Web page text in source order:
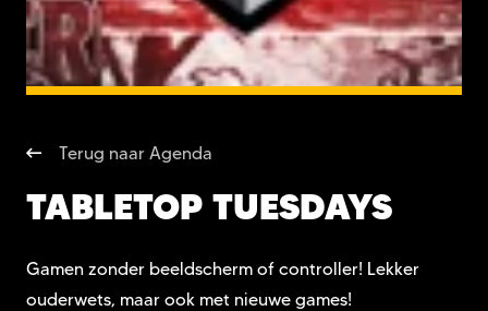
Terug naar Agenda
TABLETOP TUESDAYS
Gamen zonder beeldscherm of controller! Lekker
ouderwets, maar ook met nieuwe games!